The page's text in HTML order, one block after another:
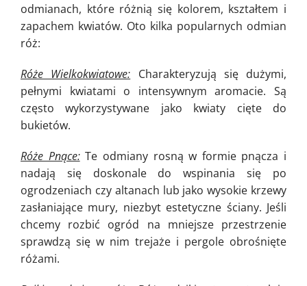
odmianach, które różnią się kolorem, kształtem i
zapachem kwiatów. Oto kilka popularnych odmian
róż:
Róże Wielkokwiatowe: Charakteryzują się dużymi,
pełnymi kwiatami o intensywnym aromacie. Są
często wykorzystywane jako kwiaty cięte do
bukietów.
Róże Pnące:Te odmiany rosną w formie pnącza i
nadają się doskonale do wspinania się po
ogrodzeniach czy altanach lub jako wysokie krzewy
zasłaniające mury, niezbyt estetyczne ściany. Jeśli
chcemy rozbić ogród na mniejsze przestrzenie
sprawdzą się w nim trejaże i pergole obrośnięte
różami.